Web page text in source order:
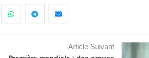
Article Suivant